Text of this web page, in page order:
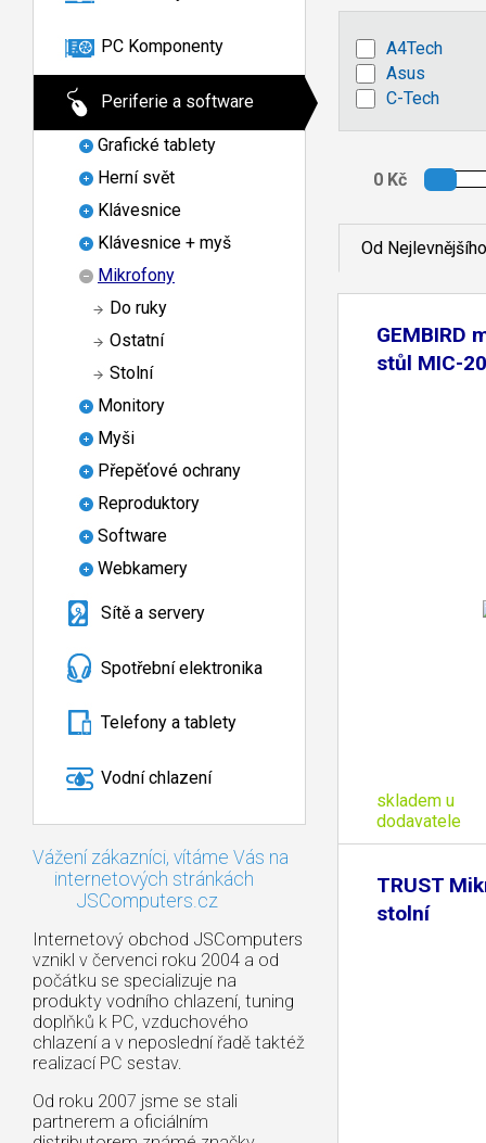
PC Komponenty
Periferie a software
Grafické tablety
Herní svět
Klávesnice
Klávesnice + myš
Mikrofony
Do ruky
Ostatní
Stolní
Monitory
Myši
Přepěťové ochrany
Reproduktory
Software
Webkamery
Sítě a servery
Spotřební elektronika
Telefony a tablety
Vodní chlazení
Vážení zákazníci, vítáme Vás na
internetových stránkách
JSComputers.cz
Internetový obchod JSComputers
vznikl v červenci roku 2004 a od
počátku se specializuje na
produkty vodního chlazení, tuning
doplňků k PC, vzduchového
chlazení a v neposlední řadě taktéž
realizací PC sestav.
Od roku 2007 jsme se stali
partnerem a oficiálním
A4Tech
Asus
C-Tech
Od Nejlevnějšího
GEMBIRD
stůl MIC-
skladem u
dodavatele
TRUST
stolní